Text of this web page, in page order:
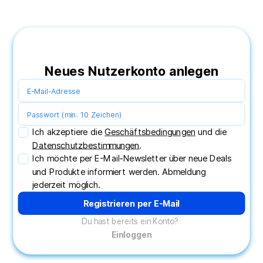
Neues Nutzerkonto anlegen
Ich akzeptiere die Ge­schäfts­be­din­gung­en
Daten­schutz­be­stim­mung­en.
Ich möchte per E-Mail-Newsletter über neue Deals
und Produkte informiert werden. Abmeldung
jederzeit möglich.
Registrieren per E-Mail
Du hast bereits ein Konto?
Einloggen